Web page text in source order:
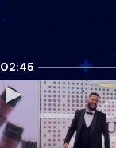
02:45